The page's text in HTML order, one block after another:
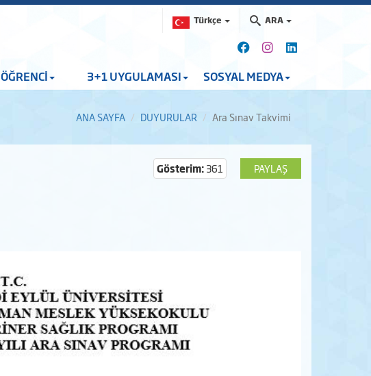
Türkçe ARA
ÖĞRENCİ 3+1 UYGULAMASI SOSYAL MEDYA
ANA SAYFA DUYURULAR Ara Sınav Takvimi
PAYLAŞ
Gösterim:361